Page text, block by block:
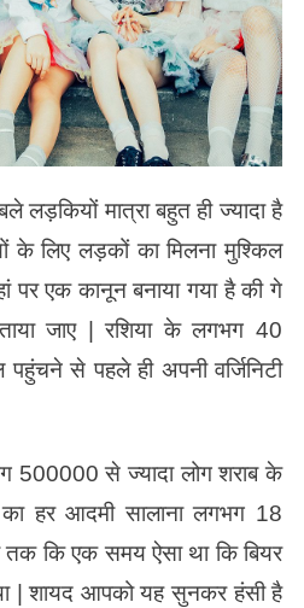
लड़कियों मात्रा बहुत ही ज्यादा है
के लिए लड़कों का मिलना मुश्किल
पर एक कानून बनाया गया है की गे
जाए | रशिया के लगभग 40
से पहले ही अपनी वर्जिनिटी
500000 से ज्यादा लोग शराब के
हर आदमी सालाना लगभग 18
तक कि एक समय ऐसा था कि बियर
| शायद आपको यह सुनकर हंसी है